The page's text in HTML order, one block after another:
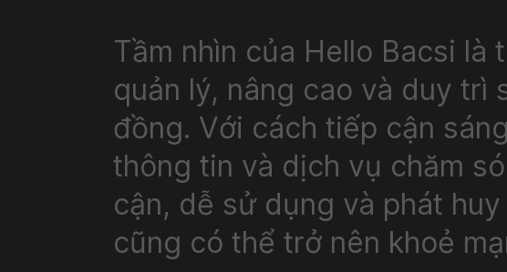
Tầm nhìn của Hello Bacsi
quản lý, nâng cao và duy trì
đồng. Với cách tiếp cận
thông tin và dịch vụ chăm
cận, dễ sử dụng và phát
cũng có thể trở nên khoẻ
Tầm nhìn của Hello Bacsi
quản lý, nâng cao và duy trì
đồng. Với cách tiếp cận
thông tin và dịch vụ chăm
cận, dễ sử dụng và phát
cũng có thể trở nên khoẻ